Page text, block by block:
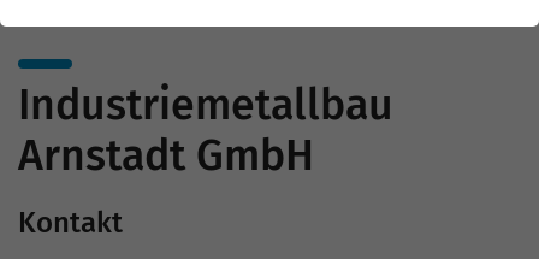
Industriemetallbau
Arnstadt GmbH
Kontakt